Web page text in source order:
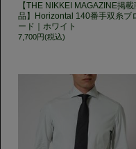
【THE NIKKEI MAGAZINE掲載
品】Horizontal 140番手双糸ブ
ード｜ホワイト
7,700円(税込)